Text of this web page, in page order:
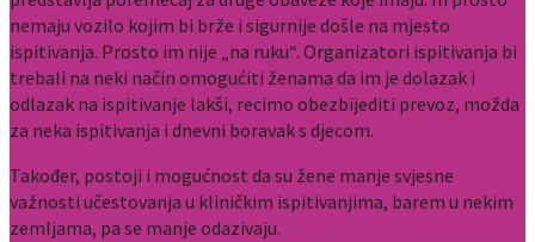
nemaju vozilo kojim bi brže i sigurnije došle na mjesto
ispitivanja. Prosto im nije „na ruku“. Organizatori ispitivanja bi
trebali na neki način omogućiti ženama da im je dolazak i
odlazak na ispitivanje lakši, recimo obezbijediti prevoz, možda
za neka ispitivanja i dnevni boravak s djecom.
Također, postoji i mogućnost da su žene manje svjesne
važnosti učestovanja u kliničkim ispitivanjima, barem u nekim
zemljama, pa se manje odazivaju.